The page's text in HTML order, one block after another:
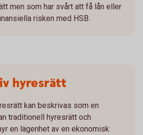
men som har svårt att få lån eller
risken med HSB.
hyresrätt
kan beskrivas som en
traditionell hyresrätt och
en lägenhet av en ekonomisk